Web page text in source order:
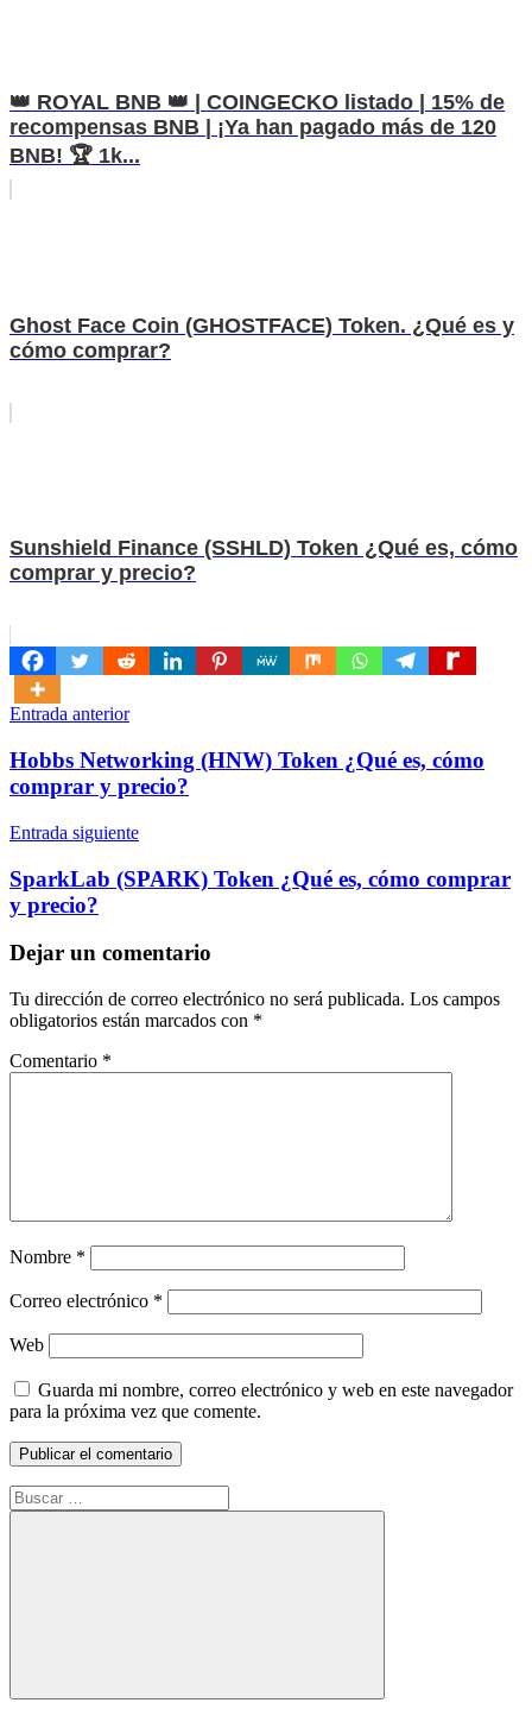
👑 ROYAL BNB 👑 | COINGECKO listado | 15% de
recompensas BNB | ¡Ya han pagado más de 120
BNB! 🏆 1k...
Ghost Face Coin (GHOSTFACE) Token. ¿Qué es y
cómo comprar?
Sunshield Finance (SSHLD) Token ¿Qué es, cómo
comprar y precio?
Navegación
de
entradas
Entrada anterior
Hobbs Networking (HNW) Token ¿Qué es, cómo
comprar y precio?
Entrada siguiente
SparkLab (SPARK) Token ¿Qué es, cómo comprar
y precio?
Dejar un comentario
Tu dirección de correo electrónico no será publicada. Los campos
obligatorios están marcados con *
Comentario *
Nombre *
Correo electrónico *
Web
Guarda mi nombre, correo electrónico y web en este navegador
para la próxima vez que comente.
Buscar:
Buscar